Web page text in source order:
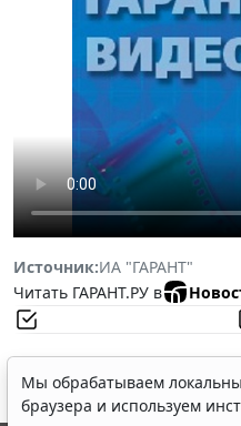
Источник:ИА "ГАРАНТ"
Читать ГАРАНТ.РУ в
Мы обрабатываем
браузера и используем